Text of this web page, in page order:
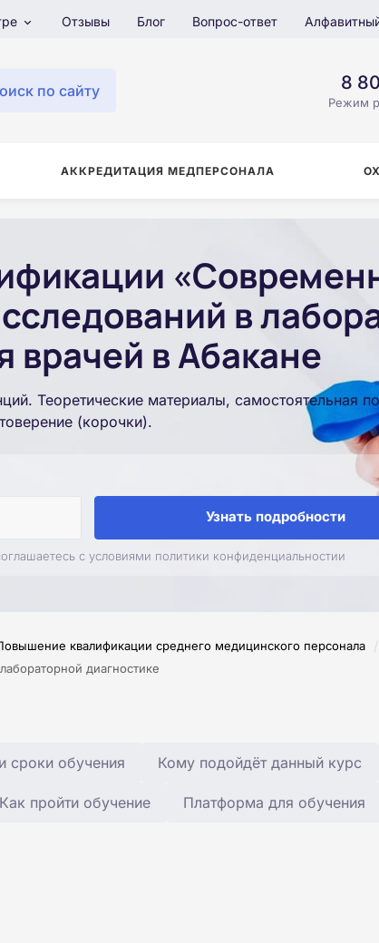
Отзывы Блог Вопрос-ответ
по сайту 8
Режим
АККРЕДИТАЦИЯ МЕДПЕРСОНАЛА
в
врачей в Абакане
Теоретические материалы, самостоятельная
(корочки).
Узнать подробности
с условиями политики конфиденциальностии
квалификации среднего медицинского персонала /
диагностике
сроки обучения Кому подойдёт данный курс
Как пройти обучение Платформа для обучения